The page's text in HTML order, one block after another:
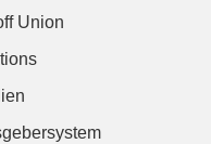
Union